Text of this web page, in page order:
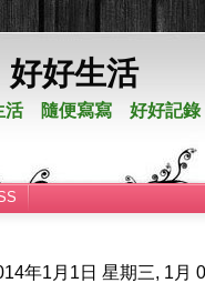
好生活
活 隨便寫寫 好好記錄
年1月1日星期三, 1月